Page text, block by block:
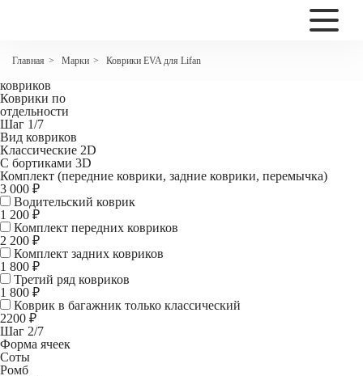
Главная > Марки > Коврики EVA для Lifan
Коврики EVA для Lifan Solano (620)
ковриков
Коврики по
отдельности
Шаг 1/7
Вид ковриков
Классические 2D
С бортиками 3D
Комплект (передние коврики, задние коврики, перемычка)
3 000 ₽
Водительский коврик
1 200 ₽
Комплект передних ковриков
2 200 ₽
Комплект задних ковриков
1 800 ₽
Третий ряд ковриков
1 800 ₽
Коврик в багажник только классический
2200 ₽
Шаг 2/7
Форма ячеек
Соты
Ромб